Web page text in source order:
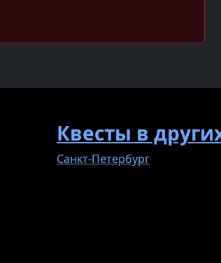
Квесты в
Санкт-Петербург